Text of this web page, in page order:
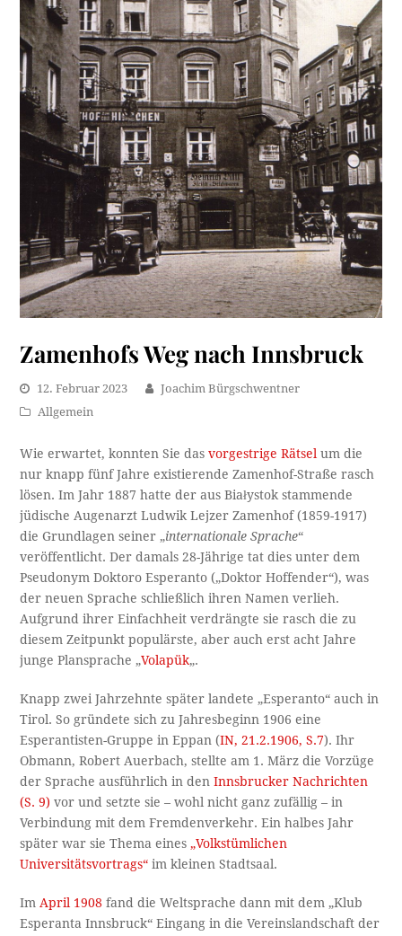
Zamenhofs Weg nach Innsbruck
12. Februar 2023
Joachim Bürgschwentner
Allgemein
Wie erwartet, konnten Sie dasvorgestrige Rätsel um die
nur knapp fünf Jahre existierende Zamenhof-Straße rasch
lösen. Im Jahr 1887 hatte der aus Białystok stammende
jüdische Augenarzt Ludwik Lejzer Zamenhof (1859-1917)
die Grundlagen seiner „internationale Sprache“
veröffentlicht. Der damals 28-Jährige tat dies unter dem
Pseudonym Doktoro Esperanto („Doktor Hoffender“), was
der neuen Sprache schließlich ihren Namen verlieh.
Aufgrund ihrer Einfachheit verdrängte sie rasch die zu
diesem Zeitpunkt populärste, aber auch erst acht Jahre
junge Plansprache „Volapük„.
Knapp zwei Jahrzehnte später landete „Esperanto“ auch in
Tirol. So gründete sich zu Jahresbeginn 1906 eine
Esperantisten-Gruppe in Eppan (IN, 21.2.1906, S.7). Ihr
Obmann, Robert Auerbach, stellte am 1. März die Vorzüge
der Sprache ausführlich in denInnsbrucker Nachrichten
(S. 9) vor und setzte sie – wohl nicht ganz zufällig – in
Verbindung mit dem Fremdenverkehr. Ein halbes Jahr
später war sie Thema eines„Volkstümlichen
Universitätsvortrags“ im kleinen Stadtsaal.
Im April 1908 fand die Weltsprache dann mit dem „Klub
Esperanta Innsbruck“ Eingang in die Vereinslandschaft der